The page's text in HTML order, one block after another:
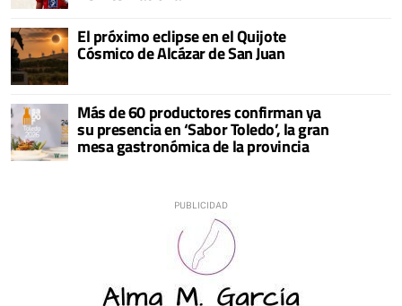
El próximo eclipse en el Quijote
Cósmico de Alcázar de San Juan
Más de 60 productores confirman ya
su presencia en ‘Sabor Toledo’, la gran
mesa gastronómica de la provincia